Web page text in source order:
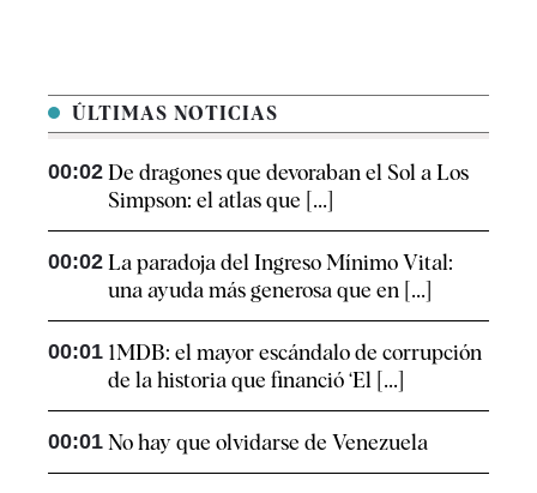
ÚLTIMAS NOTICIAS
00:02 De dragones que devoraban el Sol a Los
Simpson: el atlas que [...]
00:02 La paradoja del Ingreso Mínimo Vital:
una ayuda más generosa que en [...]
00:01 1MDB: el mayor escándalo de corrupción
de la historia que financió ‘El [...]
00:01 No hay que olvidarse de Venezuela